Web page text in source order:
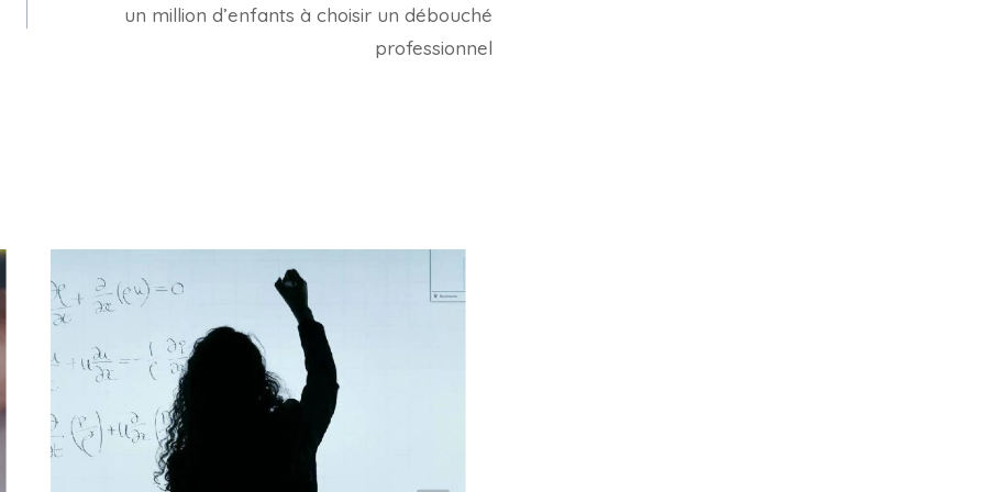
un million d’enfants à choisir un débouché
professionnel